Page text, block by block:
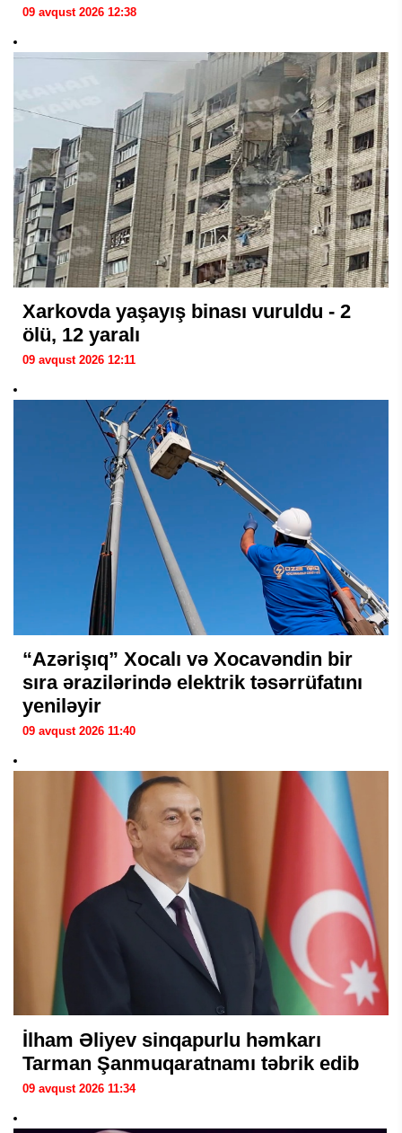
09 avqust 2026 12:38
Xarkovda yaşayış binası vuruldu - 2
ölü, 12 yaralı
09 avqust 2026 12:11
“Azərişıq” Xocalı və Xocavəndin bir
sıra ərazilərində elektrik təsərrüfatını
yeniləyir
09 avqust 2026 11:40
İlham Əliyev sinqapurlu həmkarı
Tarman Şanmuqaratnamı təbrik edib
09 avqust 2026 11:34